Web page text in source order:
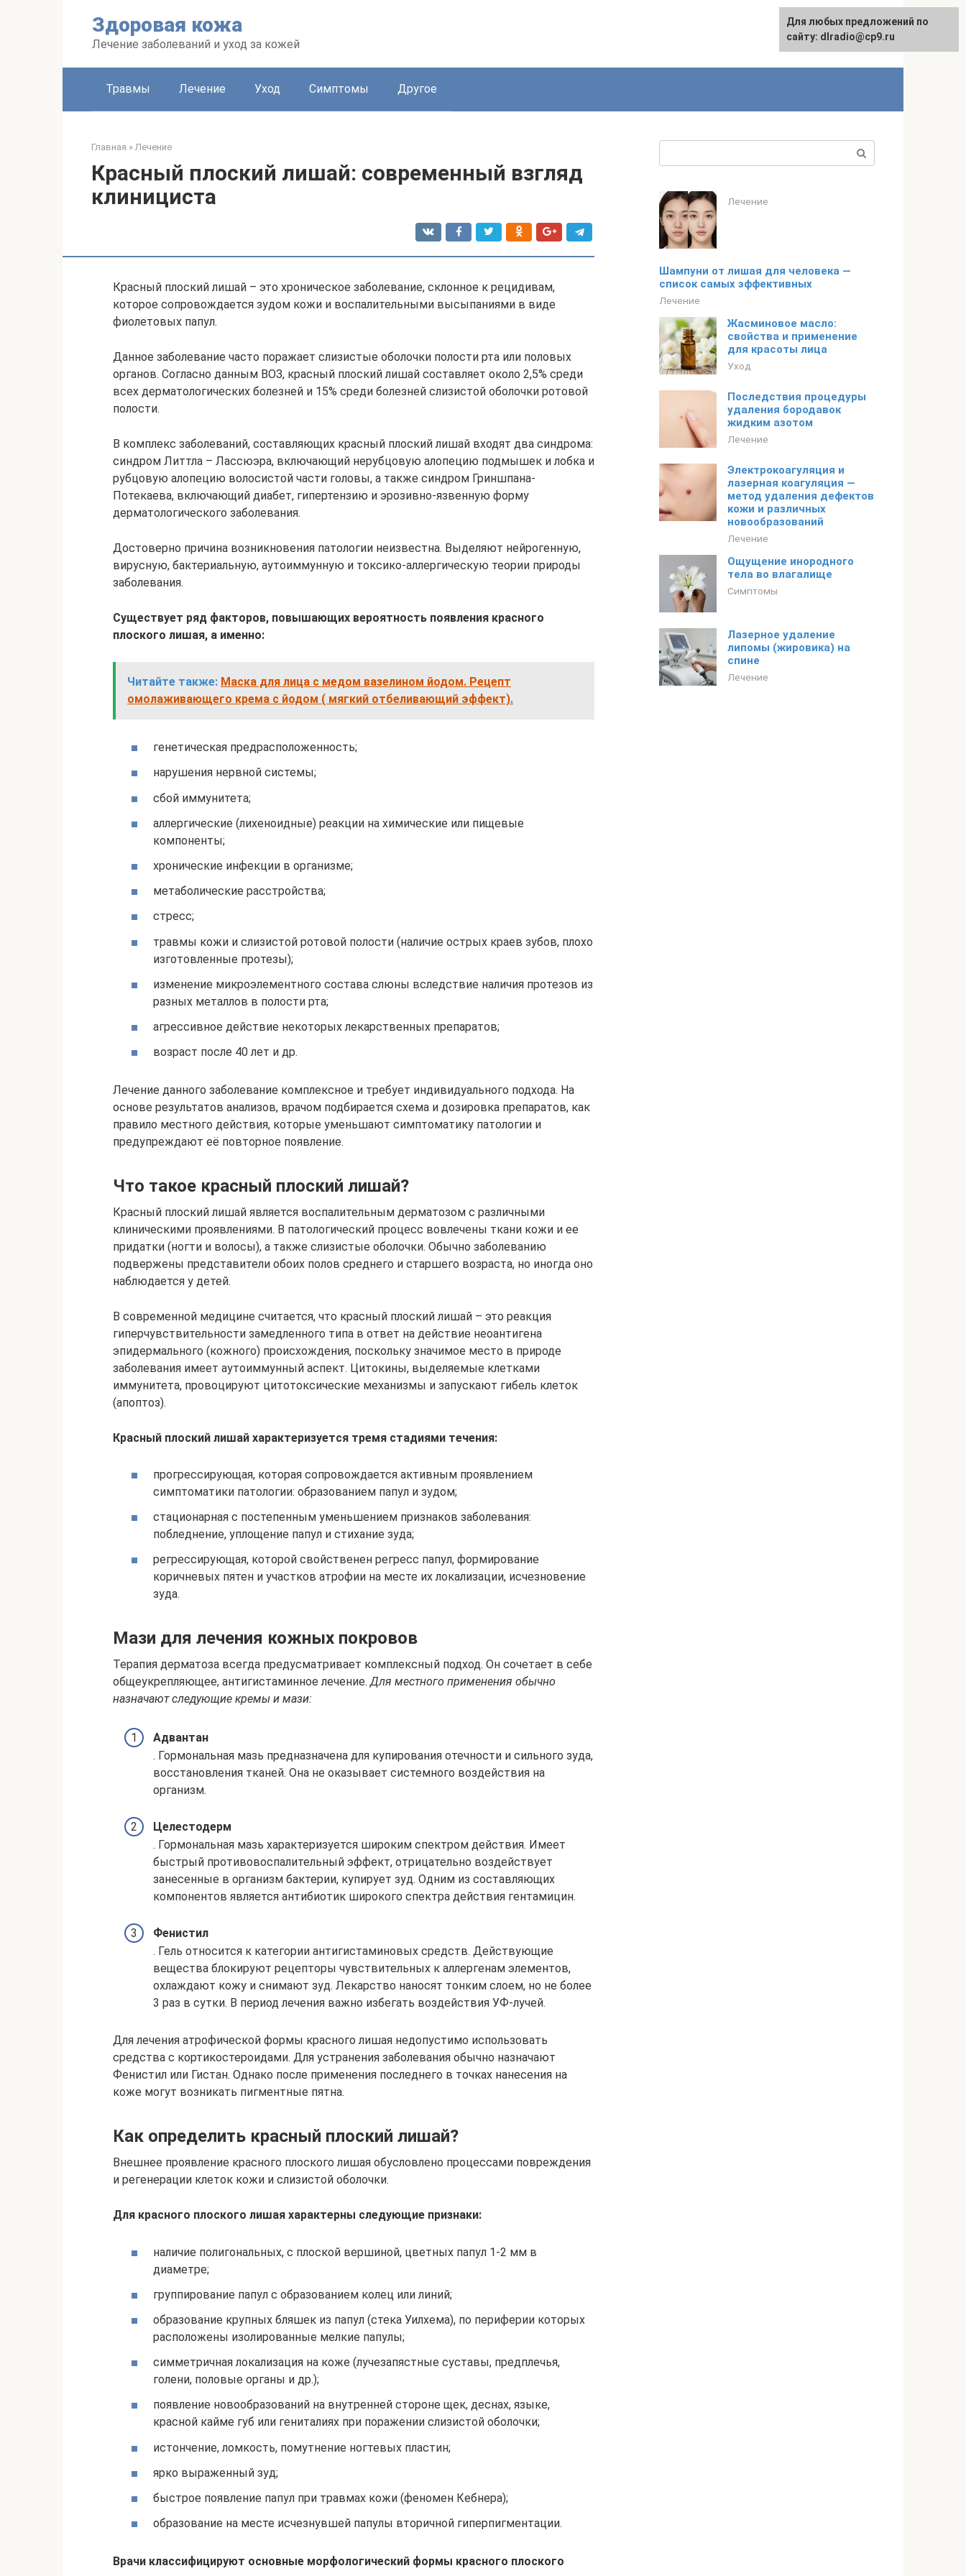
Здоровая кожа
Лечение заболеваний и уход за кожей
Травмы Лечение Уход Симптомы Другое
Главная » Лечение
Красный плоский лишай: современный взгляд
клинициста
Красный плоский лишай – это хроническое заболевание, склонное к рецидивам,
которое сопровождается зудом кожи и воспалительными высыпаниями в виде
фиолетовых папул.
Данное заболевание часто поражает слизистые оболочки полости рта или половых
органов. Согласно данным ВОЗ, красный плоский лишай составляет около 2,5% среди
всех дерматологических болезней и 15% среди болезней слизистой оболочки ротовой
полости.
В комплекс заболеваний, составляющих красный плоский лишай входят два синдрома:
синдром Литтла – Лассюэра, включающий нерубцовую алопецию подмышек и лобка и
рубцовую алопецию волосистой части головы, а также синдром Гриншпана-
Потекаева, включающий диабет, гипертензию и эрозивно-язвенную форму
дерматологического заболевания.
Достоверно причина возникновения патологии неизвестна. Выделяют нейрогенную,
вирусную, бактериальную, аутоиммунную и токсико-аллергическую теории природы
заболевания.
Существует ряд факторов, повышающих вероятность появления красного
плоского лишая, а именно:
Читайте также: Маска для лица с медом вазелином йодом. Рецепт
омолаживающего крема с йодом ( мягкий отбеливающий эффект).
генетическая предрасположенность;
нарушения нервной системы;
сбой иммунитета;
аллергические (лихеноидные) реакции на химические или пищевые
компоненты;
хронические инфекции в организме;
метаболические расстройства;
стресс;
травмы кожи и слизистой ротовой полости (наличие острых краев зубов, плохо
изготовленные протезы);
изменение микроэлементного состава слюны вследствие наличия протезов из
разных металлов в полости рта;
агрессивное действие некоторых лекарственных препаратов;
возраст после 40 лет и др.
Лечение данного заболевание комплексное и требует индивидуального подхода. На
основе результатов анализов, врачом подбирается схема и дозировка препаратов, как
правило местного действия, которые уменьшают симптоматику патологии и
предупреждают её повторное появление.
Что такое красный плоский лишай?
Красный плоский лишай является воспалительным дерматозом с различными
клиническими проявлениями. В патологический процесс вовлечены ткани кожи и ее
придатки (ногти и волосы), а также слизистые оболочки. Обычно заболеванию
подвержены представители обоих полов среднего и старшего возраста, но иногда оно
наблюдается у детей.
В современной медицине считается, что красный плоский лишай – это реакция
гиперчувствительности замедленного типа в ответ на действие неоантигена
эпидермального (кожного) происхождения, поскольку значимое место в природе
заболевания имеет аутоиммунный аспект. Цитокины, выделяемые клетками
иммунитета, провоцируют цитотоксические механизмы и запускают гибель клеток
(апоптоз).
Красный плоский лишай характеризуется тремя стадиями течения:
прогрессирующая, которая сопровождается активным проявлением
симптоматики патологии: образованием папул и зудом;
стационарная с постепенным уменьшением признаков заболевания:
побледнение, уплощение папул и стихание зуда;
регрессирующая, которой свойственен регресс папул, формирование
коричневых пятен и участков атрофии на месте их локализации, исчезновение
зуда.
Мази для лечения кожных покровов
Терапия дерматоза всегда предусматривает комплексный подход. Он сочетает в себе
общеукрепляющее, антигистаминное лечение.Для местного применения обычно
назначают следующие кремы и мази:
Адвантан
. Гормональная мазь предназначена для купирования отечности и сильного зуда,
восстановления тканей. Она не оказывает системного воздействия на
организм.
Целестодерм
. Гормональная мазь характеризуется широким спектром действия. Имеет
быстрый противовоспалительный эффект, отрицательно воздействует
занесенные в организм бактерии, купирует зуд. Одним из составляющих
компонентов является антибиотик широкого спектра действия гентамицин.
Фенистил
. Гель относится к категории антигистаминовых средств. Действующие
вещества блокируют рецепторы чувствительных к аллергенам элементов,
охлаждают кожу и снимают зуд. Лекарство наносят тонким слоем, но не более
3 раз в сутки. В период лечения важно избегать воздействия УФ-лучей.
Для лечения атрофической формы красного лишая недопустимо использовать
средства с кортикостероидами. Для устранения заболевания обычно назначают
Фенистил или Гистан. Однако после применения последнего в точках нанесения на
коже могут возникать пигментные пятна.
Как определить красный плоский лишай?
Внешнее проявление красного плоского лишая обусловлено процессами повреждения
и регенерации клеток кожи и слизистой оболочки.
Для красного плоского лишая характерны следующие признаки:
наличие полигональных, с плоской вершиной, цветных папул 1-2 мм в
диаметре;
группирование папул с образованием колец или линий;
образование крупных бляшек из папул (стека Уилхема), по периферии которых
расположены изолированные мелкие папулы;
симметричная локализация на коже (лучезапястные суставы, предплечья,
голени, половые органы и др.);
появление новообразований на внутренней стороне щек, деснах, языке,
красной кайме губ или гениталиях при поражении слизистой оболочки;
истончение, ломкость, помутнение ногтевых пластин;
ярко выраженный зуд;
быстрое появление папул при травмах кожи (феномен Кебнера);
образование на месте исчезнувшей папулы вторичной гиперпигментации.
Врачи классифицируют основные морфологический формы красного плоского
Лечение
Шампуни от лишая для человека —
список самых эффективных
Лечение
Жасминовое масло:
свойства и применение
для красоты лица
Уход
Последствия процедуры
удаления бородавок
жидким азотом
Лечение
Электрокоагуляция и
лазерная коагуляция —
метод удаления дефектов
кожи и различных
новообразований
Лечение
Ощущение инородного
тела во влагалище
Симптомы
Лазерное удаление
липомы (жировика) на
спине
Лечение
Для любых предложений по
сайту: dlradio@cp9.ru